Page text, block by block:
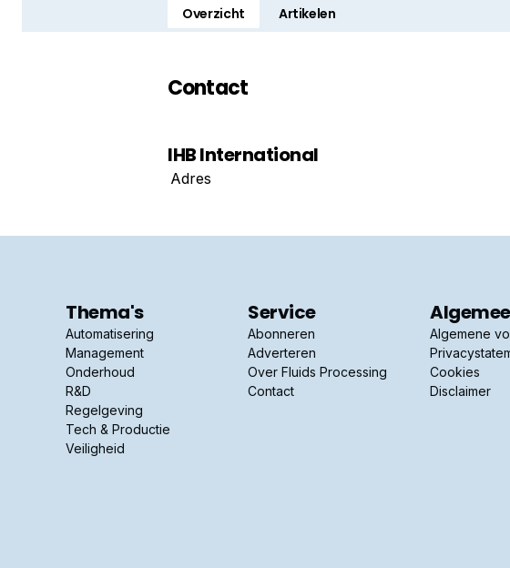
Overzicht Artikelen
Contact
IHB International
Adres
Thema's
Automatisering
Management
Onderhoud
R&D
Regelgeving
Tech & Productie
Veiligheid
Service
Abonneren
Adverteren
Over Fluids Processing
Contact
Algemene
Cookies
Disclaimer